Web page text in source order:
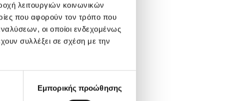
λειτουργιών κοινωνικών
που αφορούν τον τρόπο που
οι οποίοι ενδεχομένως
συλλέξει σε σχέση με την
Εμπορικής προώθησης